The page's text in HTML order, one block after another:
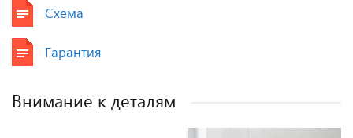
Схема
Гарантия
Внимание к деталям